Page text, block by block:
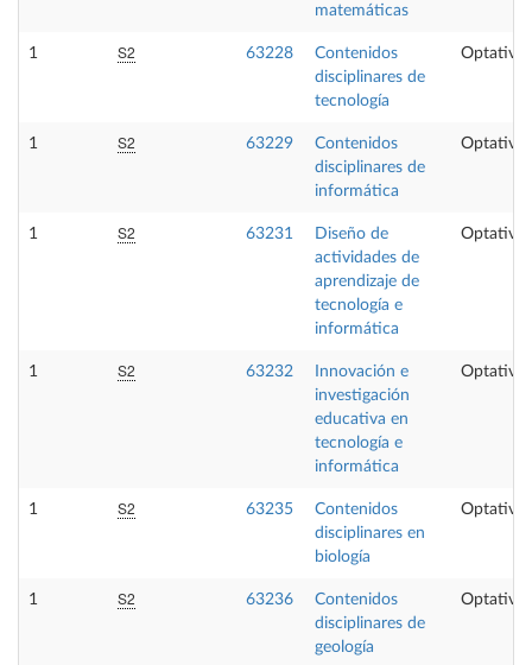
matemáticas
1 S2 63228
Contenidos
disciplinares de
tecnología
Optativa
1 S2 63229
Contenidos
disciplinares de
informática
Optativa
1 S2 63231
Diseño de
actividades de
aprendizaje de
tecnología e
informática
Optativa
1 S2 63232
Innovación e
investigación
educativa en
tecnología e
informática
Optativa
1 S2 63235
Contenidos
disciplinares en
biología
Optativa
1 S2 63236
Contenidos
disciplinares de
geología
Optativa